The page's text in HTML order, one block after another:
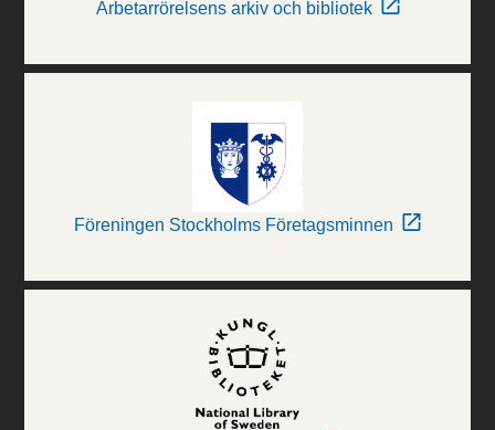
Arbetarrörelsens arkiv och bibliotek
Föreningen Stockholms Företagsminnen